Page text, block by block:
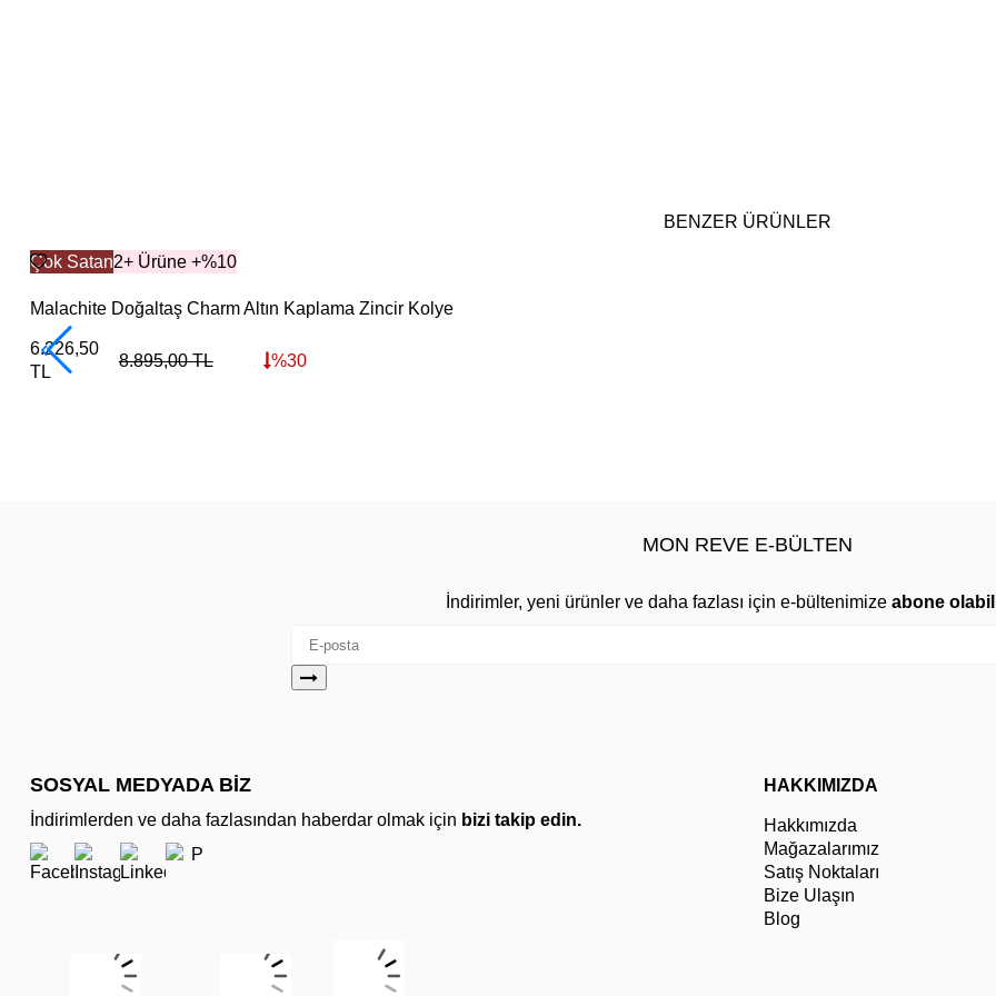
BENZER ÜRÜNLER
Çok Satan2+ Ürüne +%10
Malachite Doğaltaş Charm Altın Kaplama Zincir Kolye
6.226,50
TL
8.895,00TL %30
MON REVE E-BÜLTEN
İndirimler, yeni ürünler ve daha fazlası için e-bültenimize abone
SOSYAL MEDYADA BİZ
İndirimlerden ve daha fazlasından haberdar olmak için bizi takip edin.
HAKKIMIZDA
Hakkımızda
Mağazalarımız
Satış Noktaları
Bize Ulaşın
Blog